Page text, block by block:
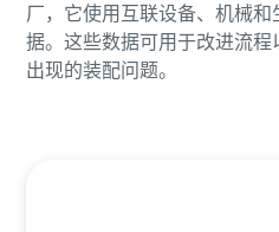
厂，它使用互联设备、机械
据。这些数据可用于改进流
出现的装配问题。